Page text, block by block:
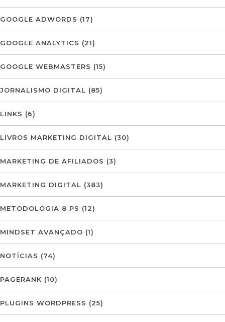
GOOGLE ADWORDS (17)
GOOGLE ANALYTICS (21)
GOOGLE WEBMASTERS (15)
JORNALISMO DIGITAL (85)
LINKS (6)
LIVROS MARKETING DIGITAL (30)
MARKETING DE AFILIADOS (3)
MARKETING DIGITAL (383)
METODOLOGIA 8 PS (12)
MINDSET AVANÇADO (1)
NOTÍCIAS (74)
PAGERANK (10)
PLUGINS WORDPRESS (25)